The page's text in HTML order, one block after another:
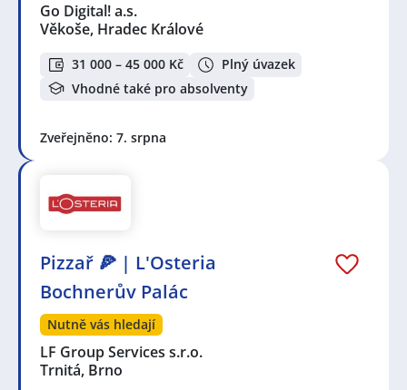
Go Digital! a.s.
Věkoše, Hradec Králové
31 000 – 45 000 Kč
Plný úvazek
Vhodné také pro absolventy
Zveřejněno: 7. srpna
Pizzař 🍕 | L'Osteria
Bochnerův Palác
Nutně vás hledají
LF Group Services s.r.o.
Trnitá, Brno